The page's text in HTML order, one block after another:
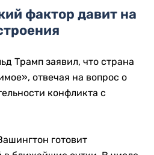
фактор давит на
Трамп заявил, что страна
отвечая на вопрос о
конфликта с
готовит